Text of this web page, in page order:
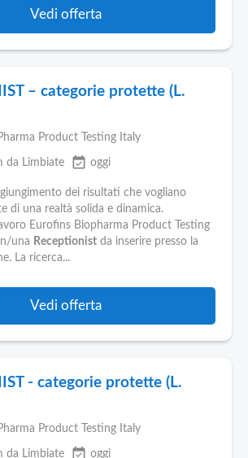
Vedi offerta
– categorie protette (L.
Product Testing Italy
da Limbiate event_available oggi
dei risultati che vogliano
di una realtà solida e dinamica.
Eurofins Biopharma Product Testing
una Receptionist da inserire presso la
La ricerca...
Vedi offerta
- categorie protette (L.
Product Testing Italy
da Limbiate event_available oggi